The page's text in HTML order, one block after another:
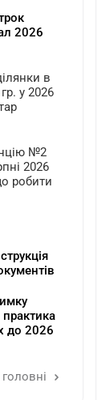
2026
в
у 2026
№2
2026
робити
практика
до 2026
головні